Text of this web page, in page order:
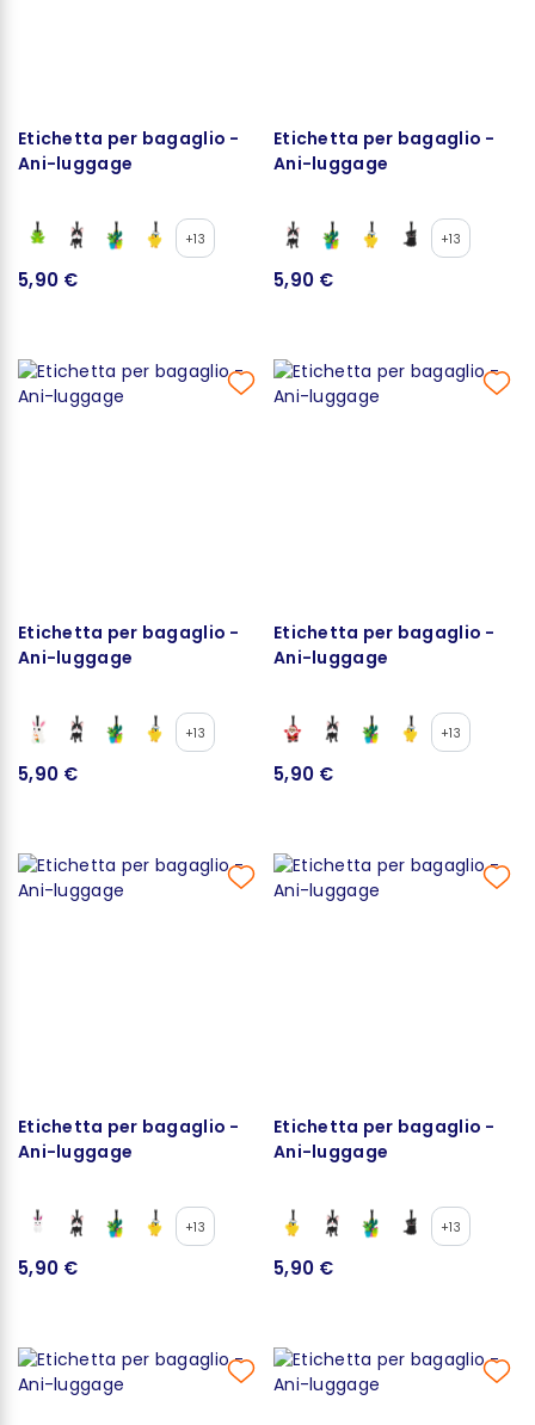
Etichetta per bagaglio -
Ani-luggage
+13
5,90 €
Etichetta per bagaglio -
Ani-luggage
+13
5,90 €
Etichetta per bagaglio -
Ani-luggage
+13
5,90 €
Etichetta per bagaglio -
Ani-luggage
+13
5,90 €
Etichetta per bagaglio -
Ani-luggage
+13
5,90 €
Etichetta per bagaglio -
Ani-luggage
+13
5,90 €